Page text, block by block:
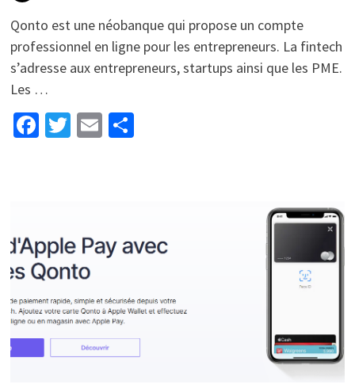
Qonto est une néobanque qui propose un compte
professionnel en ligne pour les entrepreneurs. La fintech
s’adresse aux entrepreneurs, startups ainsi que les PME.
Les …
Facebook
Twitter
EmailPartager